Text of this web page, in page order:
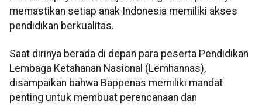
memastikan setiap anak Indonesia memiliki akses
pendidikan berkualitas.
Saat dirinya berada di depan para peserta Pendidikan
Lembaga Ketahanan Nasional (Lemhannas),
disampaikan bahwa Bappenas memiliki mandat
penting untuk membuat perencanaan dan